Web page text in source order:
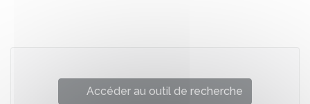
Accéder au outil de recherche